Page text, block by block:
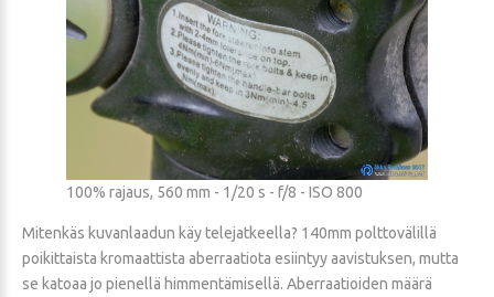
100% rajaus, 560 mm - 1/20 s - f/8 - ISO 800
Mitenkäs kuvanlaadun käy telejatkeella? 140mm polttovälillä
poikittaista kromaattista aberraatiota esiintyy aavistuksen, mutta
se katoaa jo pienellä himmentämisellä. Aberraatioiden määrä